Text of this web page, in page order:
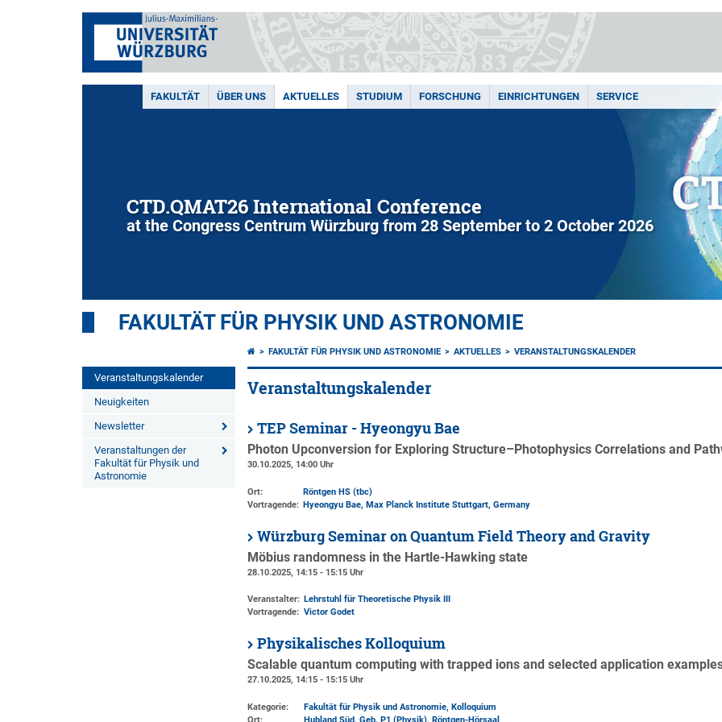
FAKULTÄT ÜBER UNS AKTUELLES STUDIUM FORSCHUNG EINRICHTUNGEN SERVICE
CTD.QMAT26 International Conference
at the Congress Centrum Würzburg from 28 September to 2 October 2026
FAKULTÄT FÜR PHYSIK UND ASTRONOMIE
Veranstaltungskalender
Neuigkeiten
Newsletter
Veranstaltungen der
Fakultät für Physik und
Astronomie
FAKULTÄT FÜR PHYSIK UND ASTRONOMIE AKTUELLES VERANSTALTUNGSKALENDER
Veranstaltungskalender
TEP Seminar - Hyeongyu Bae
Photon Upconversion for Exploring Structure–Photophysics Correlations and
30.10.2025, 14:00 Uhr
Ort:
Röntgen HS (tbc)
Vortragende: Hyeongyu Bae, Max Planck Institute Stuttgart, Germany
Würzburg Seminar on Quantum Field Theory and Gravity
Möbius randomness in the Hartle-Hawking state
28.10.2025, 14:15 - 15:15 Uhr
Veranstalter: Lehrstuhl für Theoretische Physik III
Vortragende: Victor Godet
Physikalisches Kolloquium
Scalable quantum computing with trapped ions and selected application
27.10.2025, 14:15 - 15:15 Uhr
Kategorie:
Fakultät für Physik und Astronomie, Kolloquium
Ort:
Hubland Süd, Geb. P1 (Physik), Röntgen-Hörsaal